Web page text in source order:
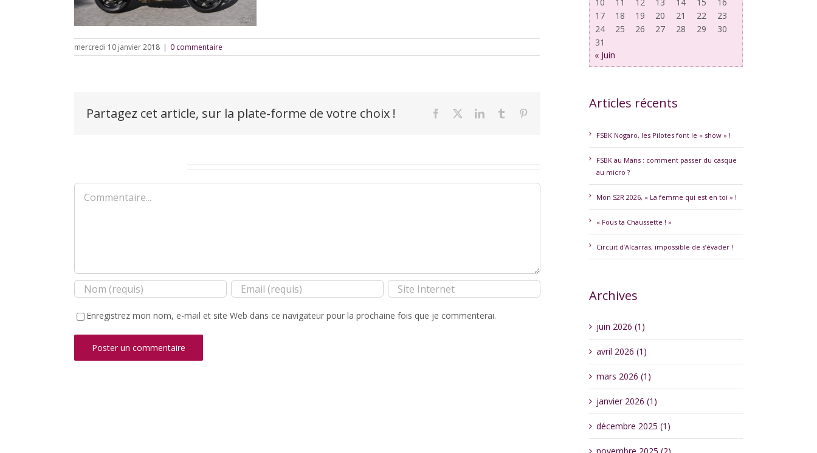
mercredi 10 janvier 2018 | 0 commentaire
Partagez cet article, sur la plate-forme de votre choix ! Facebook LinkedInTumblr
Commentaire
Enregistrez mon nom, e-mail et site Web dans ce navigateur pour la prochaine fois que je commenterai.
17
18 19 20 21 22
23
24
25 26 27 28 29
30
31
« Juin
Articles récents
FSBK Nogaro, les Pilotes font le « show » !
FSBK au Mans : comment passer du casque
au micro ?
Mon S2R 2026, « La femme qui est en toi » !
« Fous ta Chaussette ! »
Circuit d’Alcarras, impossible de s’évader !
Archives
juin 2026 (1)
avril 2026 (1)
mars 2026 (1)
janvier 2026 (1)
décembre 2025 (1)